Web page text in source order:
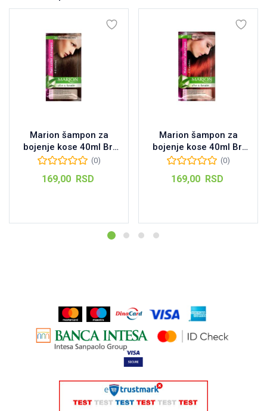
Marion šampon za
bojenje kose 40ml Br:
58 Medium Brown
(0)
169,00 RSD
Marion šampon za
bojenje kose 40ml Br:
65 Wine Red(0)
169,00 RSD